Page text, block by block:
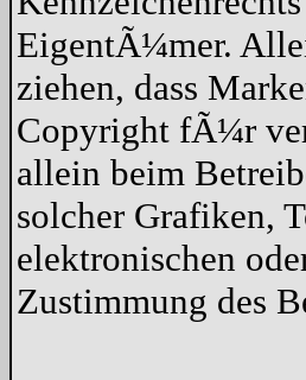
EigentÃ¼mer.
ziehen, dass
Copyright fÃ¼r
allein beim
solcher Grafiken,
elektronischen
Zustimmung des